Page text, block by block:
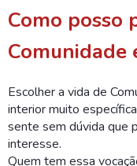
Como posso
Comunidade
Escolher a vida de
interior muito
sente sem dúvida que
interesse.
Quem tem essa